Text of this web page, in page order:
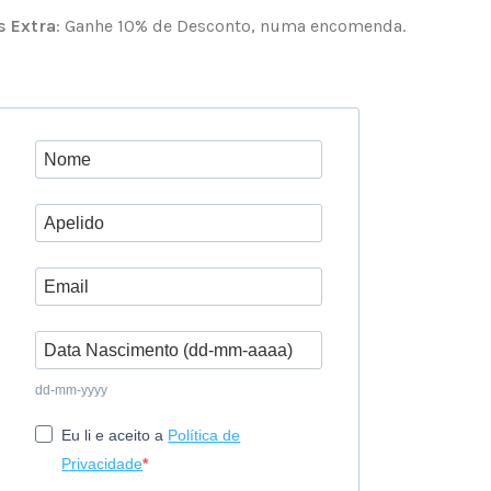
Extra: Ganhe 10% de Desconto, numa encomenda.
dd-mm-yyyy
Eu li e aceito a Política de
Privacidade